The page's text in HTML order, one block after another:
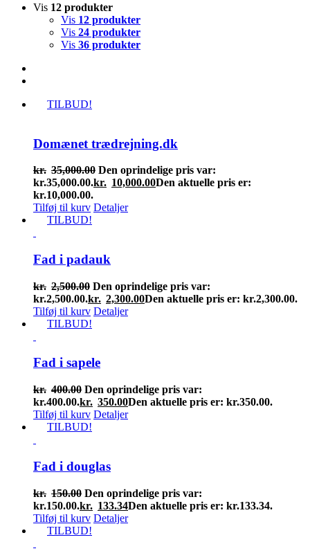
Vis 12 produkter
Vis 12 produkter
Vis 24 produkter
Vis 36 produkter
TILBUD!
Domænet trædrejning.dk
kr. 35,000.00 Den oprindelige pris var:
kr.35,000.00.kr. 10,000.00Den aktuelle pris er:
kr.10,000.00.
Tilføj til kurv Detaljer
TILBUD!
Fad i padauk
kr. 2,500.00 Den oprindelige pris var:
kr.2,500.00.kr. 2,300.00Den aktuelle pris er: kr.2,300.00.
Tilføj til kurv Detaljer
TILBUD!
Fad i sapele
kr. 400.00 Den oprindelige pris var:
kr.400.00.kr. 350.00Den aktuelle pris er: kr.350.00.
Tilføj til kurv Detaljer
TILBUD!
Fad i douglas
kr. 150.00 Den oprindelige pris var:
kr.150.00.kr. 133.34Den aktuelle pris er: kr.133.34.
Tilføj til kurv Detaljer
TILBUD!